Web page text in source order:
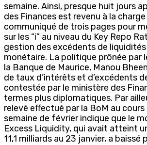
semaine. Ainsi, presque huit jours
des Finances est revenu à la
communiqué de trois pages pour
sur les “i” au niveau du Key Repo
gestion des excédents de
monétaire. La politique prônée par
la Banque de Maurice, Manou
de taux d’intérêts et d’excédents
contestée par le ministère des
termes plus diplomatiques. Par
relevé effectué par la BoM au cours
semaine de février indique que le
Excess Liquidity, qui avait atteint
11,1 milliards au 23 janvier, a baissé